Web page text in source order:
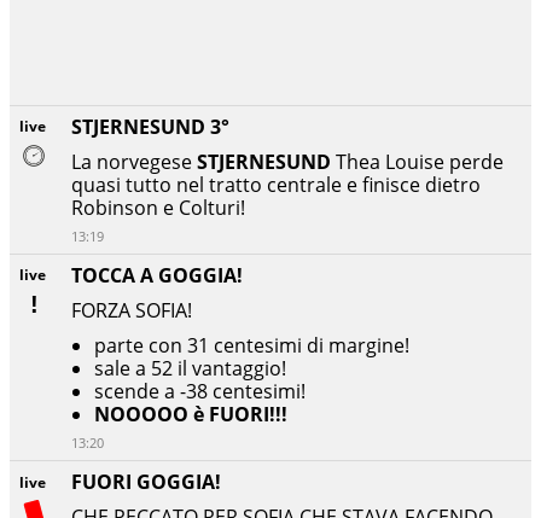
live
FUORI GOGGIA!
live
TOCCA A GOGGIA!
FORZA SOFIA!
parte con 31 centesimi di margine!
sale a 52 il vantaggio!
scende a -38 centesimi!
NOOOOO è FUORI!!!
13:20
live
STJERNESUND 3°
La norvegeseSTJERNESUND Thea Louise perde
quasi tutto nel tratto centrale e finisce dietro
Robinson e Colturi!
13:19